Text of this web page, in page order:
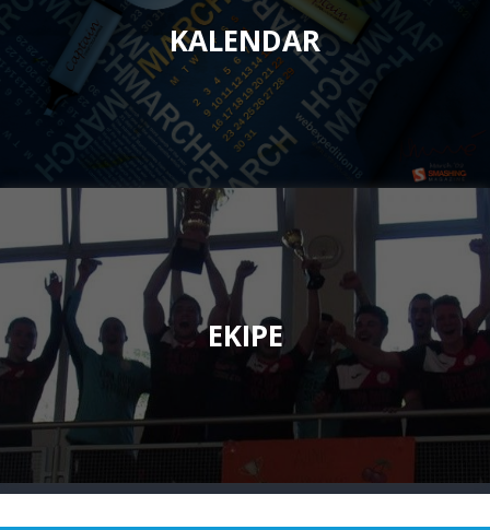
KALENDAR
EKIPE